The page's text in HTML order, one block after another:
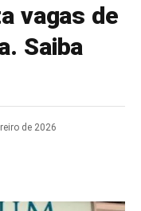
vagas de
Saiba
de 2026